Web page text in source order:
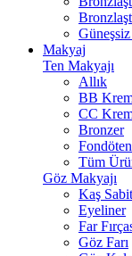
Güneşsiz
Makyaj
Ten Makyajı
Allık
BB
CC
Bronzer
Fondöten
Tüm
Göz Makyajı
Kaş
Eyeliner
Far
Göz Farı